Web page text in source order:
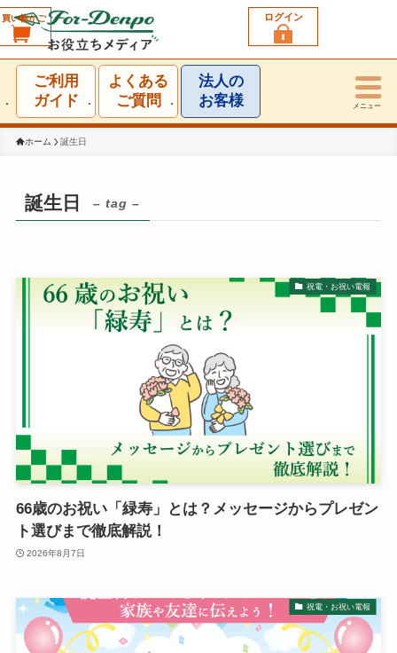
買い物かご ログイン
ご利用
ガイド
よくある
ご質問
法人の
お客様
メニュー
利用シーン一覧
結婚祝い
就任・昇進祝い
移転・開店・受賞祝い
退職・定年
入学・就職・合格祝い・卒業
成人式
母の日
父の日
ホーム 誕生日
誕生日 – tag –
祝電・お祝い電報
66歳のお祝い「緑寿」とは？メッセージからプレゼン
ト選びまで徹底解説！
2026年8月7日
祝電・お祝い電報